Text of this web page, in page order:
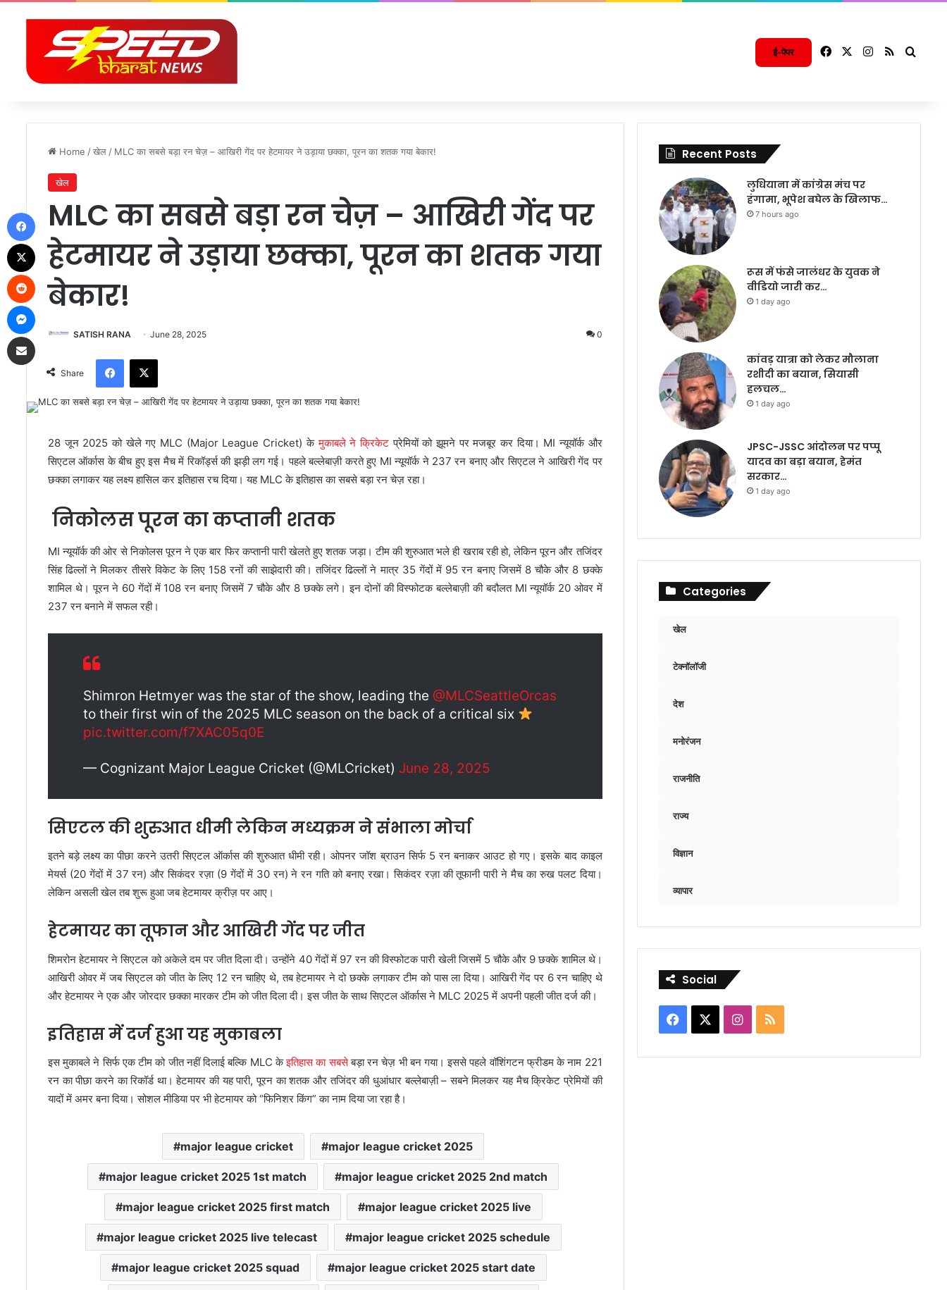
ई-पेपर FacebookInstagram
RSS
Home /खेल / MLC का सबसे बड़ा रन चेज़ – आखिरी गेंद पर हेटमायर ने उड़ाया छक्का, पूरन का शतक गया बेकार!
खेल
MLC का सबसे बड़ा रन चेज़ – आखिरी गेंद पर
हेटमायर ने उड़ाया छक्का, पूरन का शतक गया
बेकार!
SATISH RANA June 28, 2025 0
Share
Facebook
X
28 जून 2025 को खेले गए MLC (Major League Cricket) केमुकाबले ने क्रिकेटप्रेमियों को झूमने पर मजबूर कर दिया। MI न्यूयॉर्क और
सिएटल ऑर्कास के बीच हुए इस मैच में रिकॉर्ड्स की झड़ी लग गई। पहले बल्लेबाज़ी करते हुए MI न्यूयॉर्क ने 237 रन बनाए और सिएटल ने आखिरी गेंद पर
छक्का लगाकर यह लक्ष्य हासिल कर इतिहास रच दिया। यह MLC के इतिहास का सबसे बड़ा रन चेज़ रहा।
निकोलस पूरन का कप्तानी शतक
MI न्यूयॉर्क की ओर से निकोलस पूरन ने एक बार फिर कप्तानी पारी खेलते हुए शतक जड़ा। टीम की शुरुआत भले ही खराब रही हो, लेकिन पूरन और तजिंदर
सिंह ढिल्लों ने मिलकर तीसरे विकेट के लिए 158 रनों की साझेदारी की। तजिंदर ढिल्लों ने मात्र 35 गेंदों में 95 रन बनाए जिसमें 8 चौके और 8 छक्के
शामिल थे। पूरन ने 60 गेंदों में 108 रन बनाए जिसमें 7 चौके और 8 छक्के लगे। इन दोनों की विस्फोटक बल्लेबाज़ी की बदौलत MI न्यूयॉर्क 20 ओवर में
237 रन बनाने में सफल रही।
Shimron Hetmyer was the star of the show, leading the @MLCSeattleOrcas
to their first win of the 2025 MLC season on the back of a critical six
pic.twitter.com/f7XAC05q0E
— Cognizant Major League Cricket (@MLCricket) June 28, 2025
सिएटल की शुरुआत धीमी लेकिन मध्यक्रम ने संभाला मोर्चा
इतने बड़े लक्ष्य का पीछा करने उतरी सिएटल ऑर्कास की शुरुआत धीमी रही। ओपनर जॉश ब्राउन सिर्फ 5 रन बनाकर आउट हो गए। इसके बाद काइल
मेयर्स (20 गेंदों में 37 रन) और सिकंदर रज़ा (9 गेंदों में 30 रन) ने रन गति को बनाए रखा। सिकंदर रज़ा की तूफानी पारी ने मैच का रुख पलट दिया।
लेकिन असली खेल तब शुरू हुआ जब हेटमायर क्रीज़ पर आए।
हेटमायर का तूफान और आखिरी गेंद पर जीत
शिमरोन हेटमायर ने सिएटल को अकेले दम पर जीत दिला दी। उन्होंने 40 गेंदों में 97 रन की विस्फोटक पारी खेली जिसमें 5 चौके और 9 छक्के शामिल थे।
आखिरी ओवर में जब सिएटल को जीत के लिए 12 रन चाहिए थे, तब हेटमायर ने दो छक्के लगाकर टीम को पास ला दिया। आखिरी गेंद पर 6 रन चाहिए थे
और हेटमायर ने एक और जोरदार छक्का मारकर टीम को जीत दिला दी। इस जीत के साथ सिएटल ऑर्कास ने MLC 2025 में अपनी पहली जीत दर्ज की।
इतिहास में दर्ज हुआ यह मुकाबला
इस मुकाबले ने सिर्फ एक टीम को जीत नहीं दिलाई बल्कि MLC केइतिहास का सबसेबड़ा रन चेज़ भी बन गया। इससे पहले वॉशिंगटन फ्रीडम के नाम 221
रन का पीछा करने का रिकॉर्ड था। हेटमायर की यह पारी, पूरन का शतक और तजिंदर की धुआंधार बल्लेबाज़ी – सबने मिलकर यह मैच क्रिकेट प्रेमियों की
यादों में अमर बना दिया। सोशल मीडिया पर भी हेटमायर को “फिनिशर किंग” का नाम दिया जा रहा है।
major league cricket major league cricket 2025
major league cricket 2025 1st match major league cricket 2025 2nd match
major league cricket 2025 first match major league cricket 2025 live
major league cricket 2025 live telecast major league cricket 2025 schedule
major league cricket 2025 squad major league cricket 2025 start date
Recent Posts
लुधियाना में कांग्रेस मंच पर
हंगामा, भूपेश बघेल के खिलाफ…
7 hours ago
रूस में फंसे जालंधर के युवक ने
वीडियो जारी कर…
1 day ago
कांवड़ यात्रा को लेकर मौलाना
रशीदी का बयान, सियासी
हलचल…
1 day ago
JPSC-JSSC आंदोलन पर पप्पू
यादव का बड़ा बयान, हेमंत
सरकार…
1 day ago
Categories
खेल
टेक्नॉलॉजी
देश
मनोरंजन
राजनीति
राज्य
विज्ञान
व्यापार
Social
Facebook Instagram
RSS
Facebook
Messenger
Share via Email